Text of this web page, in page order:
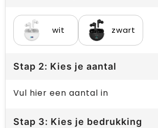
wit zwart
Stap 2: Kies je aantal
Vul hier een aantal in
Stap 3: Kies je bedrukking